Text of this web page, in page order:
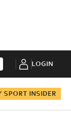
LOGIN
SPORT INSIDER